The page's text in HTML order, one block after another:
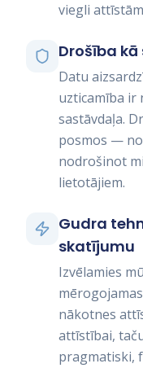
viegli
Drošība
Datu
uzticamība ir
sastāvdaļa.
posmos —
nodrošinot
lietotājiem.
Gudra
skatījumu
Izvēlamies
nākotnes
attīstībai,
pragmatiski,